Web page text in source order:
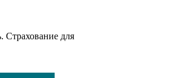
Страхование для